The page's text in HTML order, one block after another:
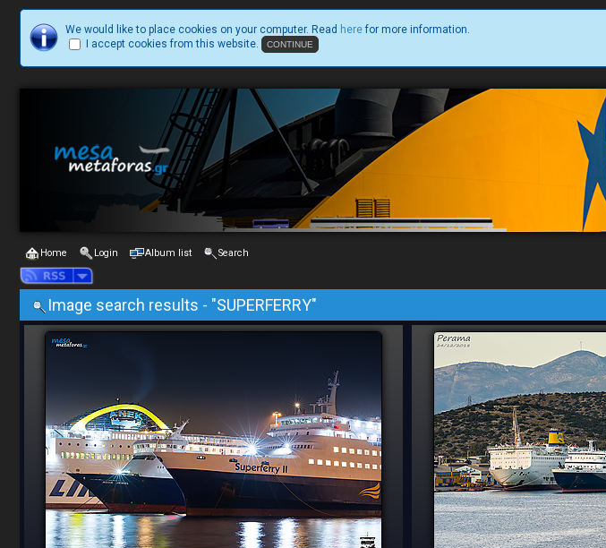
We would like to place cookies on your computer. Read here for more information.
I accept cookies from this website.
Home Login Album list Search
Image search results - "SUPERFERRY"